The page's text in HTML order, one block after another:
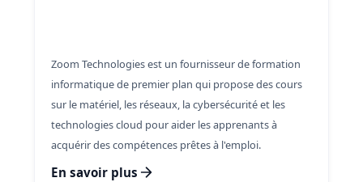
Zoom Technologies est un fournisseur de formation
informatique de premier plan qui propose des cours
sur le matériel, les réseaux, la cybersécurité et les
technologies cloud pour aider les apprenants à
acquérir des compétences prêtes à l'emploi.
En savoir plus